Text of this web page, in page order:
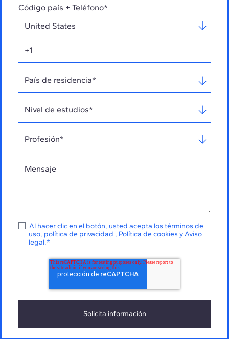
Código país + Teléfono*
Al hacer clic en el botón, usted acepta los términos de
uso, política de privacidad , Política de cookies yAviso
legal.*